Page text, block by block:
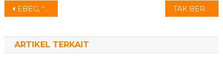
Navigasi
EBEG, “SENI ASLI BANYUMASAN” MENOLAK PUNAH DI KLAMPOK TAK BERHENTI MEMBUAT GEBRAKAN
ARTIKEL TERKAIT